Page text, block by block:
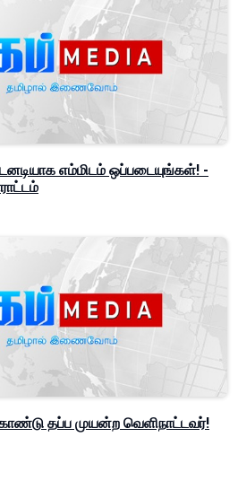
எம்மிடம் ஒப்படையுங்கள்! -
தப்ப முயன்ற வெளிநாட்டவர்!